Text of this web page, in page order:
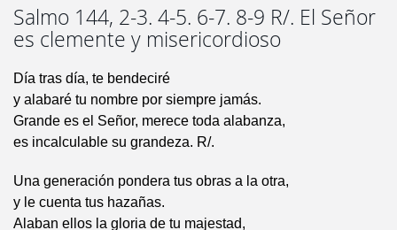
Salmo 144, 2-3. 4-5. 6-7. 8-9 R/. El Señor
es clemente y misericordioso
Día tras día, te bendeciré
y alabaré tu nombre por siempre jamás.
Grande es el Señor, merece toda alabanza,
es incalculable su grandeza. R/.
Una generación pondera tus obras a la otra,
y le cuenta tus hazañas.
Alaban ellos la gloria de tu majestad,